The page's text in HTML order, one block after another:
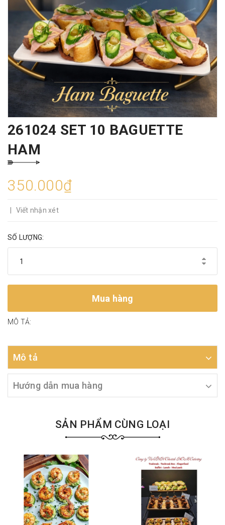
261024 SET 10 BAGUETTE
HAM
350.000₫
Viết nhận xét
SỐ LƯỢNG:
Mua hàng
MÔ TẢ:
Mô tả
Hướng dẫn mua hàng
SẢN PHẨM CÙNG LOẠI